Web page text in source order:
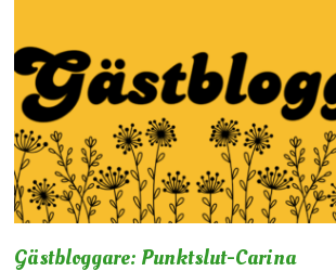
Gästbloggare: Punktslut-Carina